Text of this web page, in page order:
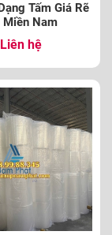
Tấm Giá Rẽ
Miền Nam
Liên hệ